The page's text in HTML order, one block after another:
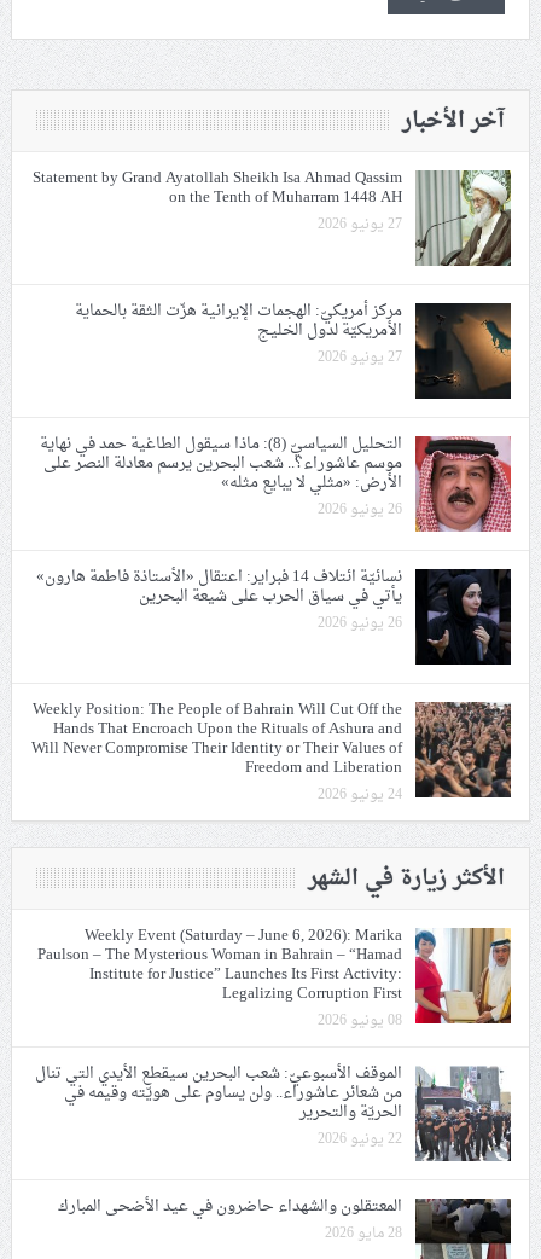
آخر الأخبار
Statement by Grand Ayatollah Sheikh Isa Ahmad Qassim
on the Tenth of Muharram 1448 AH
27 يونيو 2026
مركز أمريكيّ: الهجمات الإيرانية هزّت الثقة بالحماية
الأمريكيّة لدول الخليج
27 يونيو 2026
التحليل السياسيّ (8): ماذا سيقول الطاغية حمد في نهاية
موسم عاشوراء؟.. شعب البحرين يرسم معادلة النصر على
الأرض: «مثلي لا يبايع مثله»
26 يونيو 2026
نسائيّة ائتلاف 14 فبراير: اعتقال «الأستاذة فاطمة هارون»
يأتي في سياق الحرب على شيعة البحرين
26 يونيو 2026
Weekly Position: The People of Bahrain Will Cut Off the
Hands That Encroach Upon the Rituals of Ashura and
Will Never Compromise Their Identity or Their Values of
Freedom and Liberation
24 يونيو 2026
الأكثر زيارة في الشهر
Weekly Event (Saturday – June 6, 2026): Marika
Paulson – The Mysterious Woman in Bahrain – “Hamad
Institute for Justice” Launches Its First Activity:
Legalizing Corruption First
08 يونيو 2026
الموقف الأسبوعيّ: شعب البحرين سيقطع الأيدي التي تنال
من شعائر عاشوراء.. ولن يساوم على هويّته وقيمه في
الحريّة والتحرير
22 يونيو 2026
المعتقلون والشهداء حاضرون في عيد الأضحى المبارك
28 مايو 2026